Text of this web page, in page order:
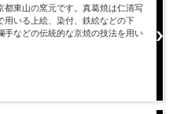
都東山の窯元です。真葛焼は仁清写
用いる上絵、染付、鉄絵などの下
手などの伝統的な京焼の技法を用い